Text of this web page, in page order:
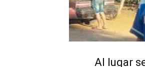
Al lugar